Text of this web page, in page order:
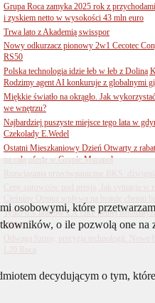
Grupa Roca zamyka 2025 rok z
i zyskiem netto w wysokości 43 mln euro
Trwa lato z Akademią swisspor
Nowy odkurzacz pionowy 2w1 Cecotec
RS50
Polska technologia idzie łeb w łeb z Doliną
Rodzimy agent AI konkuruje z globalnymi
Miękkie światło na okrągło. Jak
we wnętrzu?
Najbardziej puszyste miejsce tego lata w
Czekolady E.Wedel
Ostatni Mieszkaniowy Dzień Otwarty z
na całą ofertę w Grupie Murapol
Rozwiązania przeciwpaniczne BKS:
Ceny surowców pod presją. Jak sytuacja w
Cieśniny Ormuz wpływa na branżę chemii
Tylko 6% liderów CX chce pełnej
klienta
Odwaga formy, precyzja technologii. Nowe
L20 Roca
osobowymi, które
o ile pozwolą one
decydującym o tym,